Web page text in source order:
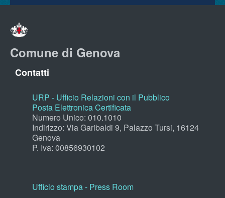
Comune di Genova
Contatti
URP - Ufficio Relazioni con il Pubblico
Posta Elettronica Certificata
Numero Unico: 010.1010
Indirizzo: Via Garibaldi 9, Palazzo Tursi, 16124
Genova
P. Iva: 00856930102
Ufficio stampa - Press Room